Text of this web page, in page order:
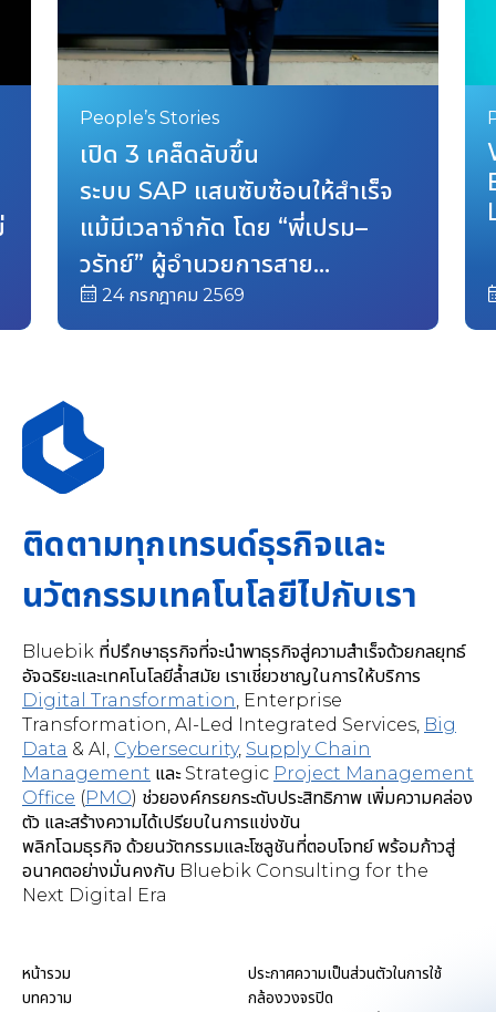
"เรียน MBA ยังไม่ลึกเท่าเรียนที่ Bluebik"
Kankanid Mitrpakdee
"Bluebik สร้างแรงบันดาลใจ ให้โอกาสเรียนรู้และได้ลอง
ทำสิ่งใหม่ๆ โดยไม่ปิดกั้น สนับสนุนเราในหลายด้าน รวมถึง
การย้ายสายงานตามที่ตั้งใจ เพื่อการเติบโตในสายอาชีพ"
Henry Hoang
"Associate Director, Bluebik Vietnam"
"การทำงานใน Bluebik Vietnam ทำให้ได้สัมผัสกับ
วัฒนธรรมที่หลากหลายอย่างไม่เคยเป็นมาก่อน สำหรับผม
ยิ่งทำงานกับคนหลากหลายมากเท่าไหร่ มันก็ยิ่งสนุก"
People’s Stories
เปิด 3 เคล็ดลับขึ้น
ระบบ SAP แสนซับซ้อนให้สำเร็จ
แม้มีเวลาจำกัด โดย “พี่เปรม–
วรัทย์” ผู้อำนวยการสาย
งาน ERP Advisory
24 กรกฎาคม 2569
ติดตามทุกเทรนด์ธุรกิจและ
นวัตกรรมเทคโนโลยีไปกับเรา
Bluebik ที่ปรึกษาธุรกิจที่จะนำพาธุรกิจสู่ความสำเร็จด้วยกลยุทธ์
อัจฉริยะและเทคโนโลยีล้ำสมัย เราเชี่ยวชาญในการให้บริการ
Digital Transformation, Enterprise
Transformation, AI-Led Integrated Services, Big
Data & AI, Cybersecurity, Supply Chain
Management และ Strategic Project Management
Office (PMO) ช่วยองค์กรยกระดับประสิทธิภาพ เพิ่มความคล่อง
ตัว และสร้างความได้เปรียบในการแข่งขัน
พลิกโฉมธุรกิจ ด้วยนวัตกรรมและโซลูชันที่ตอบโจทย์ พร้อมก้าวสู่
อนาคตอย่างมั่นคงกับ Bluebik Consulting for the
Next Digital Era
หน้ารวม
บทความ
ประกาศความเป็นส่วนตัวในการใช้
กล้องวงจรปิด